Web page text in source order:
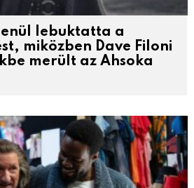
lebuktatta a
miközben Dave Filoni
merült az Ahsoka